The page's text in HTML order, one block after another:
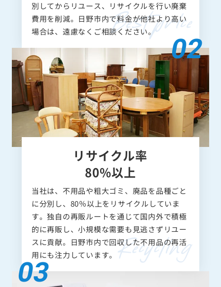
別してからリユース、リサイクルを行い廃棄
費用を削減。日野市内で料金が他社より高い
場合は、遠慮なくご相談ください。
リサイクル率
80%以上
当社は、不用品や粗大ゴミ、廃品を品種ごと
に分別し、80％以上をリサイクルしていま
す。独自の再販ルートを通じて国内外で積極
的に再販し、小規模な需要も見逃さずリユー
スに貢献。日野市内で回収した不用品の再活
用にも注力しています。